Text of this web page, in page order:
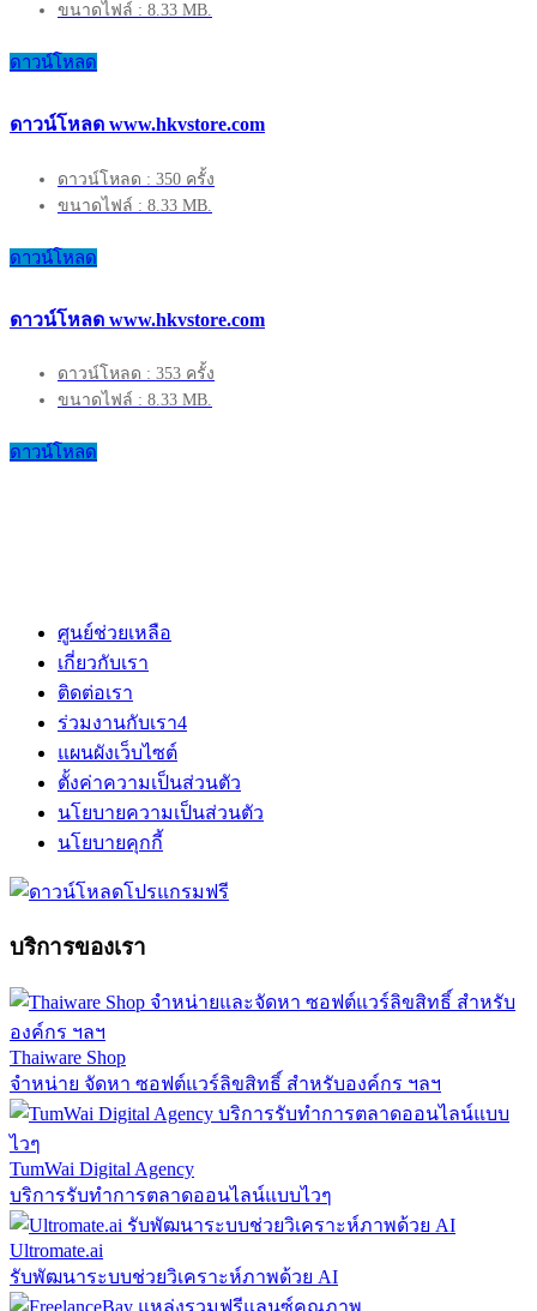
ขนาดไฟล์ : 8.33 MB.
ดาวน์โหลด
ดาวน์โหลด www.hkvstore.com
ดาวน์โหลด : 350 ครั้ง
ขนาดไฟล์ : 8.33 MB.
ดาวน์โหลด
ดาวน์โหลด www.hkvstore.com
ดาวน์โหลด : 353 ครั้ง
ขนาดไฟล์ : 8.33 MB.
ดาวน์โหลด
ศูนย์ช่วยเหลือ
เกี่ยวกับเรา
ติดต่อเรา
ร่วมงานกับเรา4
แผนผังเว็บไซต์
ตั้งค่าความเป็นส่วนตัว
นโยบายความเป็นส่วนตัว
นโยบายคุกกี้
บริการของเรา
Thaiware Shop
จำหน่าย จัดหา ซอฟต์แวร์ลิขสิทธิ์ สำหรับองค์กร ฯลฯ
TumWai Digital Agency
บริการรับทำการตลาดออนไลน์แบบไวๆ
Ultromate.ai
รับพัฒนาระบบช่วยวิเคราะห์ภาพด้วย AI